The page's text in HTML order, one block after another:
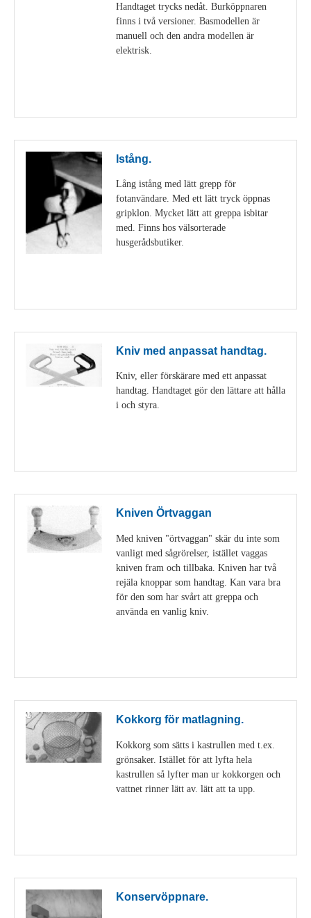
Handtaget trycks nedåt. Burköppnaren
finns i två versioner. Basmodellen är
manuell och den andra modellen är
elektrisk.
Istång.
Lång istång med lätt grepp för
fotanvändare. Med ett lätt tryck öppnas
gripklon. Mycket lätt att greppa isbitar
med. Finns hos välsorterade
husgerådsbutiker.
Kniv med anpassat handtag.
Kniv, eller förskärare med ett anpassat
handtag. Handtaget gör den lättare att hålla
i och styra.
Kniven Örtvaggan
Med kniven "örtvaggan" skär du inte som
vanligt med sågrörelser, istället vaggas
kniven fram och tillbaka. Kniven har två
rejäla knoppar som handtag. Kan vara bra
för den som har svårt att greppa och
använda en vanlig kniv.
Kokkorg för matlagning.
Kokkorg som sätts i kastrullen med t.ex.
grönsaker. Istället för att lyfta hela
kastrullen så lyfter man ur kokkorgen och
vattnet rinner lätt av. lätt att ta upp.
Konservöppnare.